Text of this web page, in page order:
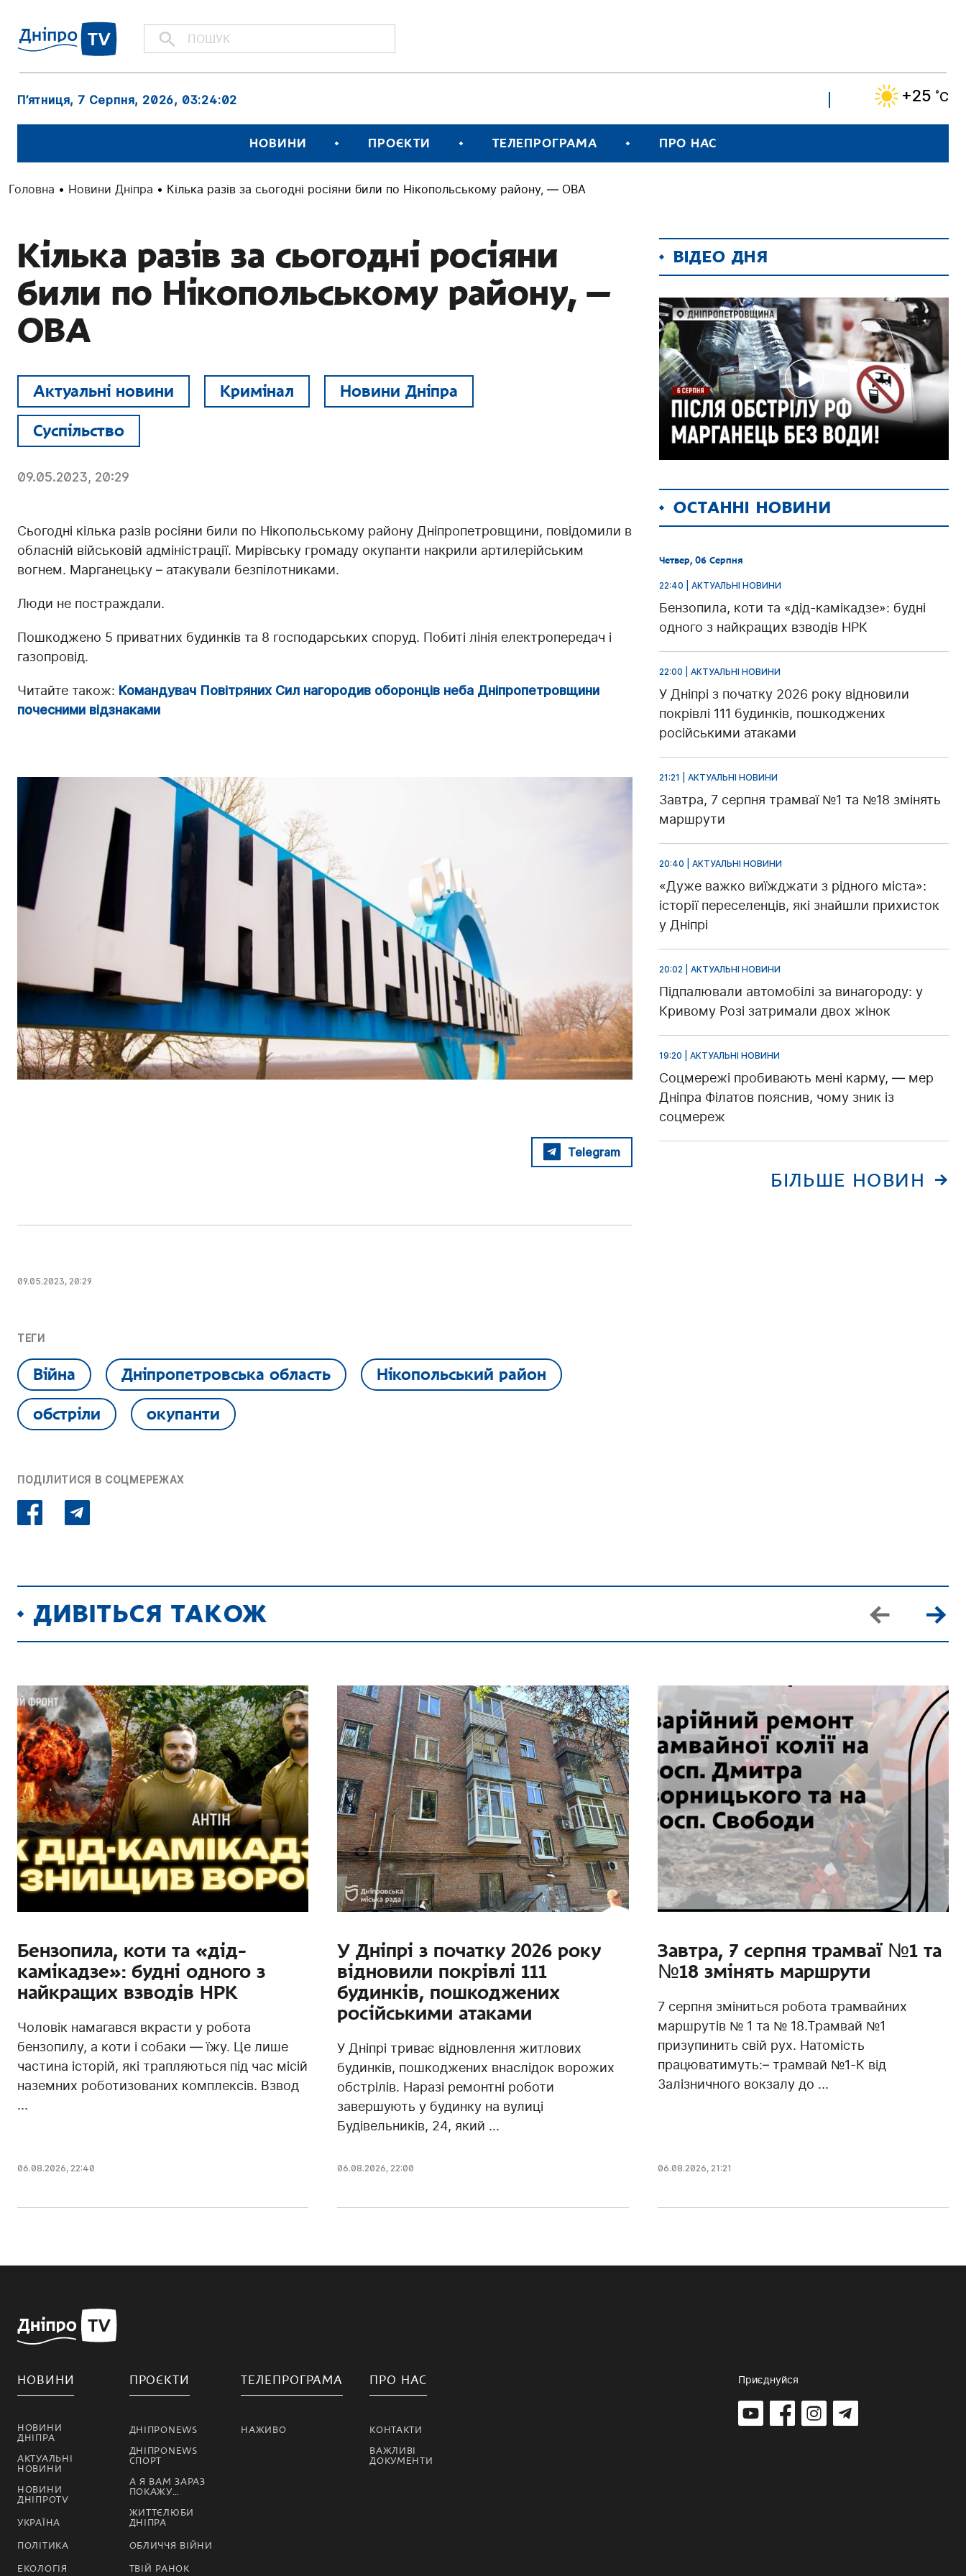
П’ятниця, 7 Серпня, 2026, 03:24:03 +25 ˚C
НОВИНИ ПРОЄКТИ ТЕЛЕПРОГРАМА ПРО НАС
Головна • Новини Дніпра • Кілька разів за сьогодні росіяни били по Нікопольському району, — ОВА
Кілька разів за сьогодні росіяни
били по Нікопольському району, —
ОВА
Актуальні новини Кримінал Новини Дніпра
Суспільство
09.05.2023, 20:29
Сьогодні кілька разів росіяни били по Нікопольському району Дніпропетровщини, повідомили в
обласній військовій адміністрації. Мирівську громаду окупанти накрили артилерійським
вогнем. Марганецьку – атакували безпілотниками.
Люди не постраждали.
Пошкоджено 5 приватних будинків та 8 господарських споруд. Побиті лінія електропередач і
газопровід.
Читайте також: Командувач Повітряних Сил нагородив оборонців неба Дніпропетровщини
почесними відзнаками
Telegram
09.05.2023, 20:29
ТЕГИ
Війна Дніпропетровська область Нікопольський район
обстріли окупанти
ПОДІЛИТИСЯ В СОЦМЕРЕЖАХ
ВІДЕО ДНЯ
ОСТАННІ НОВИНИ
Четвер, 06 Серпня
22:40 | АКТУАЛЬНІ НОВИНИ
Бензопила, коти та «дід-камікадзе»: будні
одного з найкращих взводів НРК
22:00 | АКТУАЛЬНІ НОВИНИ
У Дніпрі з початку 2026 року відновили
покрівлі 111 будинків, пошкоджених
російськими атаками
21:21 | АКТУАЛЬНІ НОВИНИ
Завтра, 7 серпня трамваї №1 та №18 змінять
маршрути
20:40 | АКТУАЛЬНІ НОВИНИ
«Дуже важко виїжджати з рідного міста»:
історії переселенців, які знайшли прихисток
у Дніпрі
20:02 | АКТУАЛЬНІ НОВИНИ
Підпалювали автомобілі за винагороду: у
Кривому Розі затримали двох жінок
19:20 | АКТУАЛЬНІ НОВИНИ
Соцмережі пробивають мені карму, — мер
Дніпра Філатов пояснив, чому зник із
соцмереж
БІЛЬШЕ НОВИН
ДИВІТЬСЯ ТАКОЖ
Бензопила, коти та «дід-
камікадзе»: будні одного з
найкращих взводів НРК
Чоловік намагався вкрасти у робота
бензопилу, а коти і собаки — їжу. Це лише
частина історій, які трапляються під час місій
наземних роботизованих комплексів. Взвод
...
06.08.2026, 22:40
У Дніпрі з початку 2026 року
відновили покрівлі 111
будинків, пошкоджених
російськими атаками
У Дніпрі триває відновлення житлових
будинків, пошкоджених внаслідок ворожих
обстрілів. Наразі ремонтні роботи
завершують у будинку на вулиці
Будівельників, 24, який ...
06.08.2026, 22:00
Завтра, 7 серпня трамваї №1 та
№18 змінять маршрути
7 серпня зміниться робота трамвайних
маршрутів № 1 та № 18.Трамвай №1
призупинить свій рух. Натомість
працюватимуть:– трамвай №1-К від
Залізничного вокзалу до ...
06.08.2026, 21:21
НОВИНИ
НОВИНИ
ДНІПРА
АКТУАЛЬНІ
НОВИНИ
НОВИНИ
ДНІПРОTV
УКРАЇНА
ПОЛІТИКА
ЕКОЛОГІЯ
ПРОЄКТИ
ДНІПРОNEWS
ДНІПРОNEWS
СПОРТ
А Я ВАМ ЗАРАЗ
ПОКАЖУ…
ЖИТТЄЛЮБИ
ДНІПРА
ОБЛИЧЧЯ ВІЙНИ
ТВІЙ РАНОК
ТЕЛЕПРОГРАМА
НАЖИВО
ПРО НАС
КОНТАКТИ
ВАЖЛИВІ
ДОКУМЕНТИ
Приєднуйся